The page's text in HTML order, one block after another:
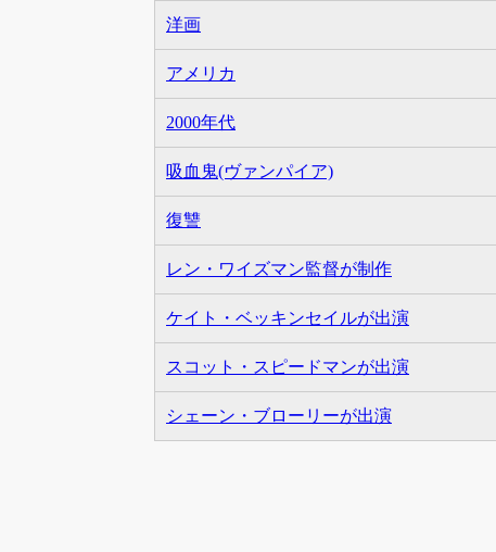
洋画
アメリカ
2000年代
吸血鬼(ヴァンパイア)
復讐
レン・ワイズマン監督が制作
ケイト・ベッキンセイルが出演
スコット・スピードマンが出演
シェーン・ブローリーが出演